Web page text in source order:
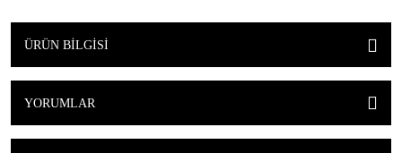
ÜRÜN BILGISI
YORUMLAR